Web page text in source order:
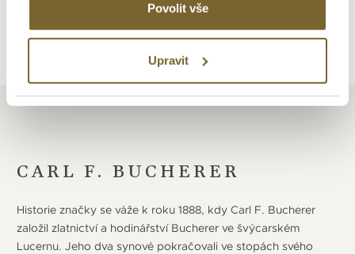
Povolit vše
Upravit
Zpět na výpis
CARL F. BUCHERER
Historie značky se váže k roku 1888, kdy Carl F. Bucherer
založil zlatnictví a hodinářství Bucherer ve švýcarském
Lucernu. Jeho dva synové pokračovali ve stopách svého